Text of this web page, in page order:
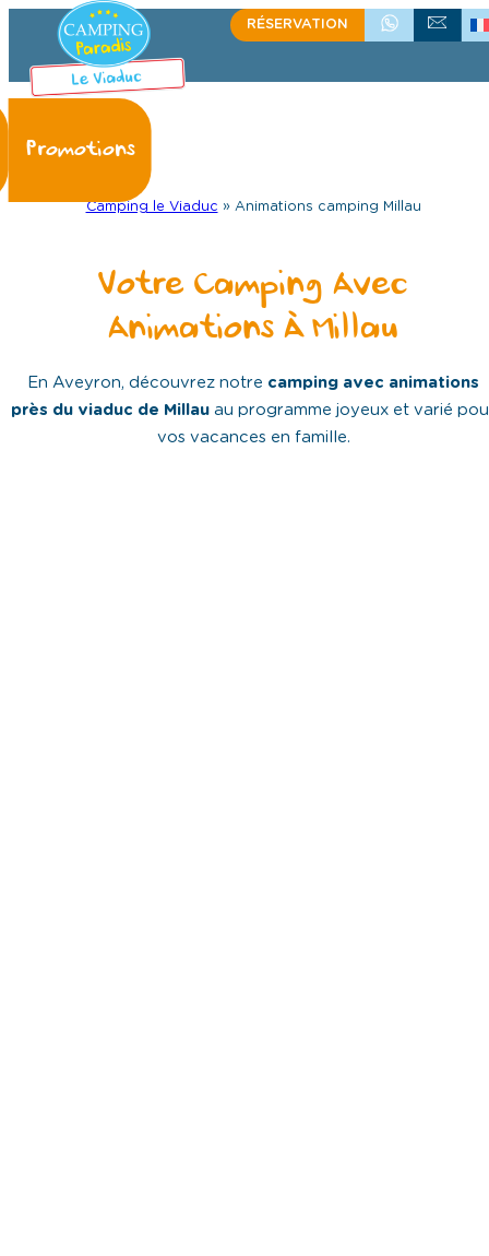
RÉSERVATION+335.65.60.15.75
ÉCRIVEZ-
Camping le Viaduc » Animations camping Millau
Votre Camping Avec
Animations À Millau
En Aveyron, découvrez notre camping avec animations
près du viaduc de Millau au programme joyeux et varié
vos vacances en famille.